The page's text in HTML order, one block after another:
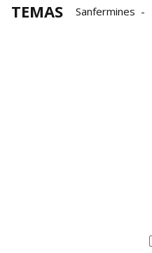
TEMAS Sanfermines